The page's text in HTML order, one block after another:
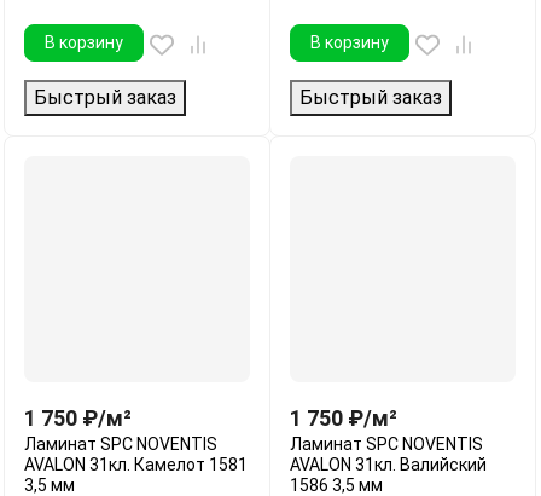
В корзину
Быстрый заказ
В корзину
Быстрый заказ
1 750 ₽/м²
Ламинат SPC NOVENTIS
AVALON 31кл. Камелот 1581
3,5 мм
1 750 ₽/м²
Ламинат SPC NOVENTIS
AVALON 31кл. Валийский
1586 3,5 мм